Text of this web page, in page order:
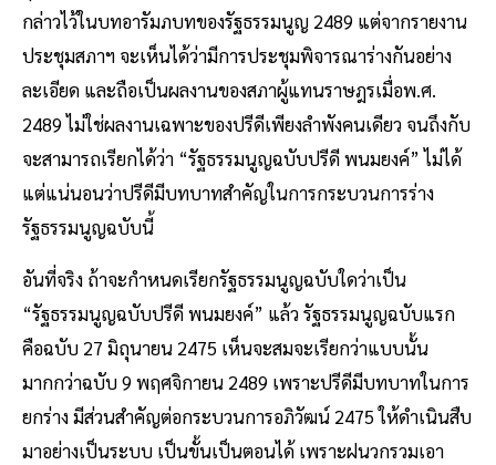
กล่าวไว้ในบทอารัมภบทของรัฐธรรมนูญ 2489 แต่จากรายงาน
ประชุมสภาฯ จะเห็นได้ว่ามีการประชุมพิจารณาร่างกันอย่าง
ละเอียด และถือเป็นผลงานของสภาผู้แทนราษฎรเมื่อพ.ศ.
2489 ไม่ใช่ผลงานเฉพาะของปรีดีเพียงลำพังคนเดียว จนถึงกับ
จะสามารถเรียกได้ว่า “รัฐธรรมนูญฉบับปรีดี พนมยงค์” ไม่ได้
แต่แน่นอนว่าปรีดีมีบทบาทสำคัญในการกระบวนการร่าง
รัฐธรรมนูญฉบับนี้
อันที่จริง ถ้าจะกำหนดเรียกรัฐธรรมนูญฉบับใดว่าเป็น
“รัฐธรรมนูญฉบับปรีดี พนมยงค์” แล้ว รัฐธรรมนูญฉบับแรก
คือฉบับ 27 มิถุนายน 2475 เห็นจะสมจะเรียกว่าแบบนั้น
มากกว่าฉบับ 9 พฤศจิกายน 2489 เพราะปรีดีมีบทบาทในการ
ยกร่าง มีส่วนสำคัญต่อกระบวนการอภิวัฒน์ 2475 ให้ดำเนินสืบ
มาอย่างเป็นระบบ เป็นขั้นเป็นตอนได้ เพราะฝนวกรวมเอา